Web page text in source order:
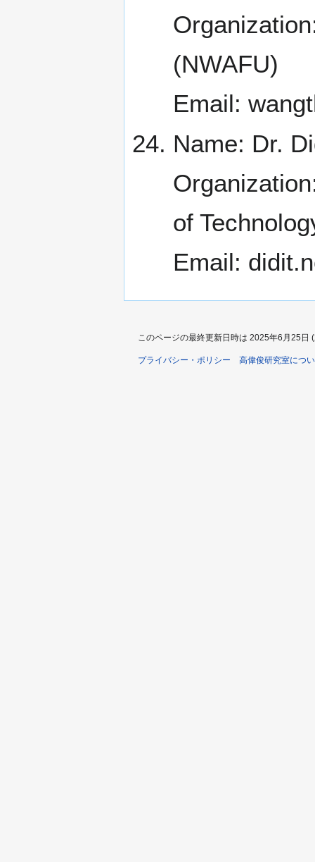
(NWAFU)
Email:
Name: Dr.
of
Email:
このページの最終更新日時は 2025年6月25日
プライバシー・ポリシー 高偉俊研究室につ